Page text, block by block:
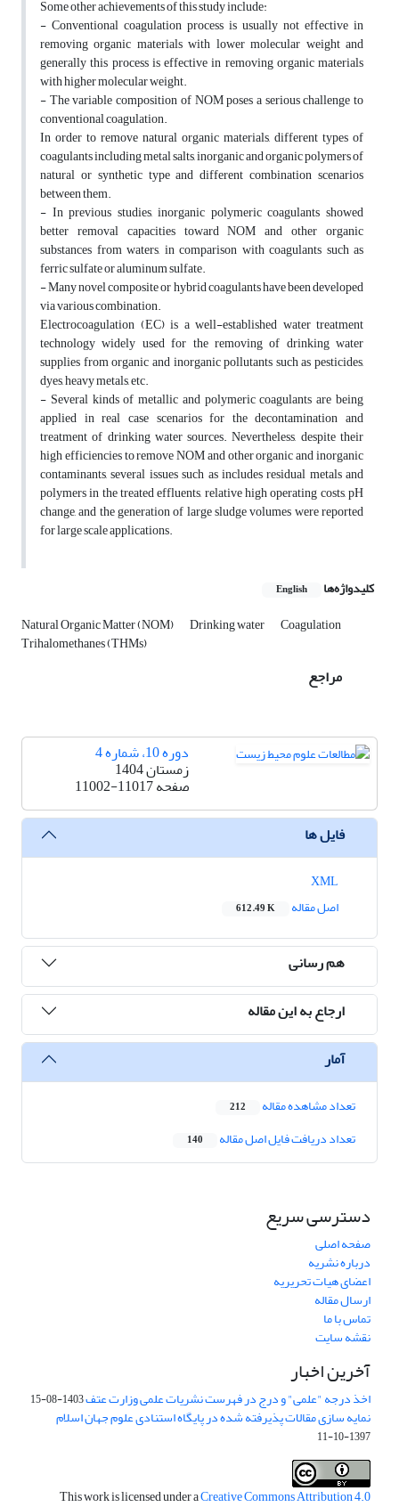
Some other achievements of this study include:
- Conventional coagulation process is usually not effective in
removing organic materials with lower molecular weight and
generally this process is effective in removing organic materials
with higher molecular weight.
- The variable composition of NOM poses a serious challenge to
conventional coagulation.
In order to remove natural organic materials, different types of
coagulants including metal salts, inorganic and organic polymers of
natural or synthetic type and different combination scenarios
between them.
- In previous studies, inorganic polymeric coagulants showed
better removal capacities toward NOM and other organic
substances from waters, in comparison with coagulants such as
ferric sulfate or aluminum sulfate.
- Many novel composite or hybrid coagulants have been developed
via various combination.
Electrocoagulation (EC) is a well-established water treatment
technology widely used for the removing of drinking water
supplies from organic and inorganic pollutants such as pesticides,
dyes, heavy metals, etc.
- Several kinds of metallic and polymeric coagulants are being
applied in real case scenarios for the decontamination and
treatment of drinking water sources. Nevertheless, despite their
high efficiencies to remove NOM and other organic and inorganic
contaminants, several issues such as includes residual metals and
polymers in the treated effluents, relative high operating costs, pH
change, and the generation of large sludge volumes were reported
for large scale applications.
کلیدواژه‌ها English
Natural Organic Matter (NOM) Drinking water Coagulation
Trihalomethanes (THMs)
مراجع
دوره 10، شماره 4
زمستان 1404
صفحه11002-11017
فایل ها
اصل مقاله
612.49 K
هم رسانی
ارجاع به این مقاله
آمار
تعداد مشاهده مقاله 212
تعداد دریافت فایل اصل مقاله 140
دسترسی سریع
صفحه اصلی
درباره نشریه
اعضای هیات تحریریه
ارسال مقاله
تماس با ما
نقشه سایت
آخرین اخبار
اخذ درجه "علمی" و درج در فهرست نشریات علمی وزارت عتف1403-08-15
نمایه سازی مقالات پذیرفته شده در پایگاه استنادی علوم جهان اسلام
1397-10-11
This work is licensed under aCreative Commons Attribution 4.0